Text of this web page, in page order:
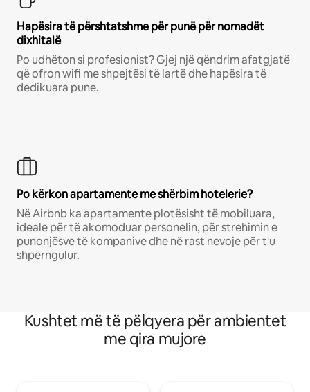
Hapësira të përshtatshme për punë për nomadët
dixhitalë
Po udhëton si profesionist? Gjej një qëndrim afatgjatë
që ofron wifi me shpejtësi të lartë dhe hapësira të
dedikuara pune.
Po kërkon apartamente me shërbim hotelerie?
Në Airbnb ka apartamente plotësisht të mobiluara,
ideale për të akomoduar personelin, për strehimin e
punonjësve të kompanive dhe në rast nevoje për t'u
shpërngulur.
Kushtet më të pëlqyera për ambientet
me qira mujore